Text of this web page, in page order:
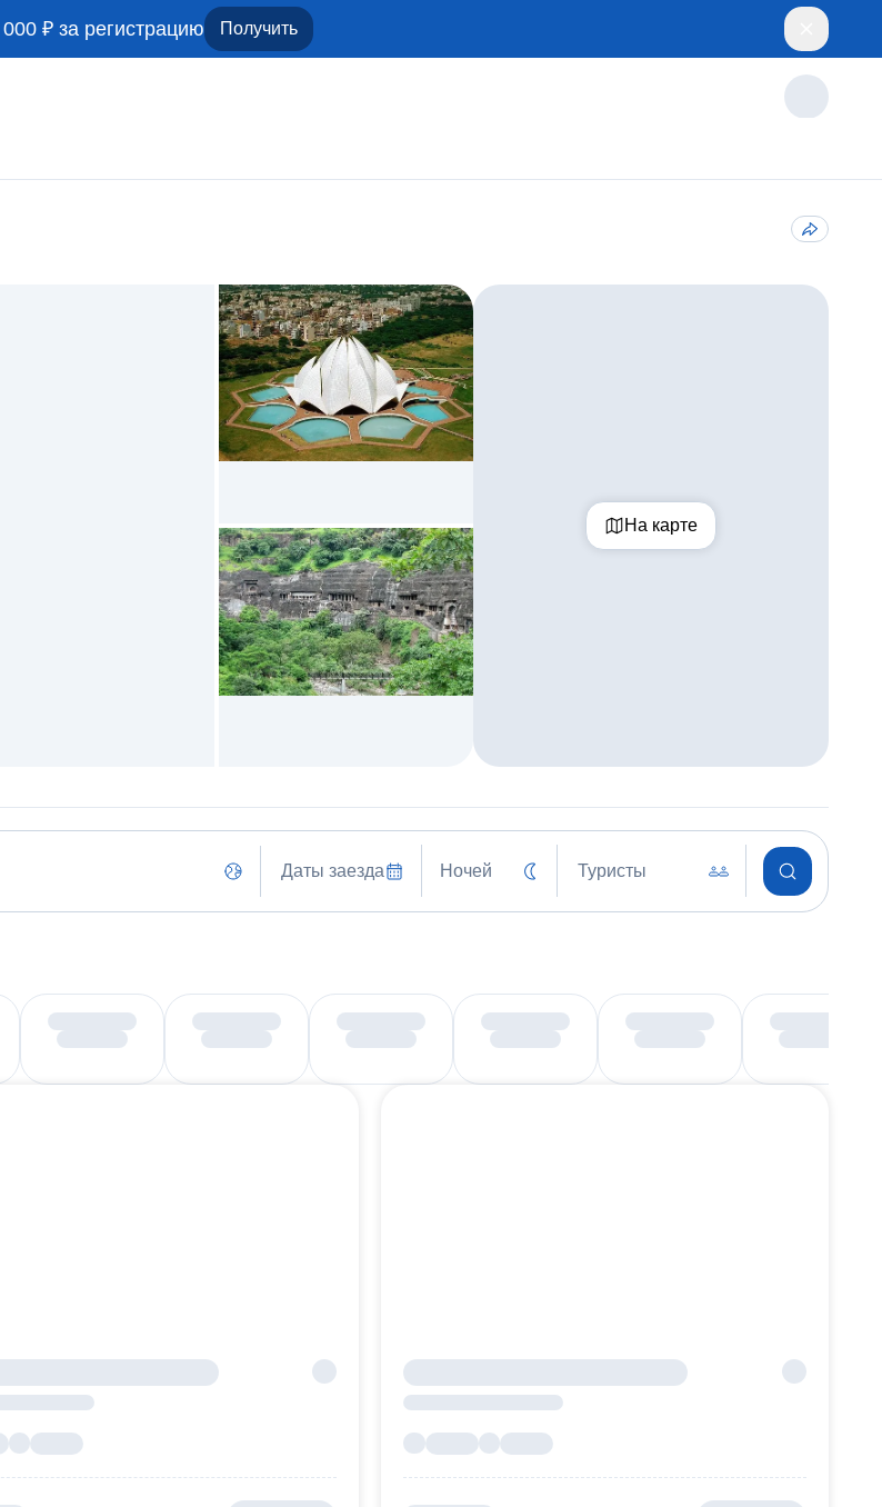
₽ за регистрацию Получить
На карте
Даты заезда Ночей Туристы